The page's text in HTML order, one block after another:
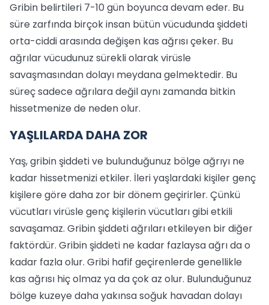
Gribin belirtileri 7-10 gün boyunca devam eder. Bu
süre zarfında birçok insan bütün vücudunda şiddeti
orta-ciddi arasında değişen kas ağrısı çeker. Bu
ağrılar vücudunuz sürekli olarak virüsle
savaşmasından dolayı meydana gelmektedir. Bu
süreç sadece ağrılara değil aynı zamanda bitkin
hissetmenize de neden olur.
YAŞLILARDA DAHA ZOR
Yaş, gribin şiddeti ve bulunduğunuz bölge ağrıyı ne
kadar hissetmenizi etkiler. İleri yaşlardaki kişiler genç
kişilere göre daha zor bir dönem geçirirler. Çünkü
vücutları virüsle genç kişilerin vücutları gibi etkili
savaşamaz. Gribin şiddeti ağrıları etkileyen bir diğer
faktördür. Gribin şiddeti ne kadar fazlaysa ağrı da o
kadar fazla olur. Gribi hafif geçirenlerde genellikle
kas ağrısı hiç olmaz ya da çok az olur. Bulunduğunuz
bölge kuzeye daha yakınsa soğuk havadan dolayı